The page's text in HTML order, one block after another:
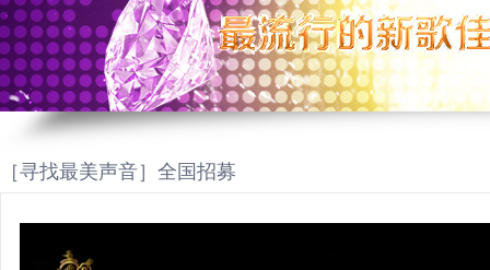
［寻找最美声音］全国招募